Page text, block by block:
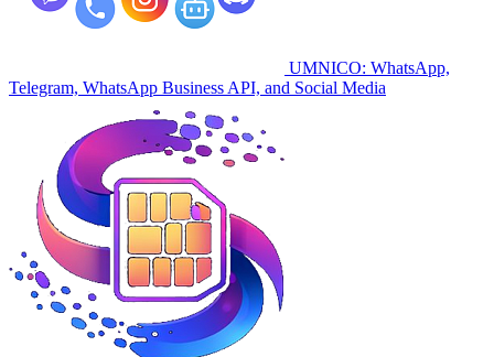
UMNICO: WhatsApp,
Telegram, WhatsApp Business API, and Social Media